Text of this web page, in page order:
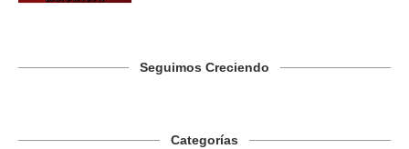
Seguimos Creciendo
Categorías